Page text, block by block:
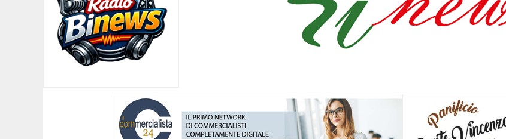
Matese EVIDENZA
[ 08/08/2026 ] POLLENA TROCCHIA (NA). Buoni libro e cedole librarie, al via le domande Scuole ancora protagoniste, anche
sul fronte dell’edilizia scolastica
[ 08/08/2026 ]
patronali CULTURA E MANIFESTAZIONI
[ 08/08/2026 ] Quadrelle in Festa: Tutto pronto per i solenni festeggiamenti in onore di San Giovanni Battista 2026!